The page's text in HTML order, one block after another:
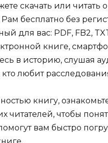
скачать или читать
бесплатно без
для вас: PDF, FB2,
книге,
в историю, слушая
любит
книгу,
чтобы
вам быстро